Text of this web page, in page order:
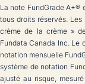
La note FundGrade A+®
tous droits réservés.
crème de la crème »
Fundata Canada Inc. Le
notation mensuelle
système de notation
ajusté au risque,